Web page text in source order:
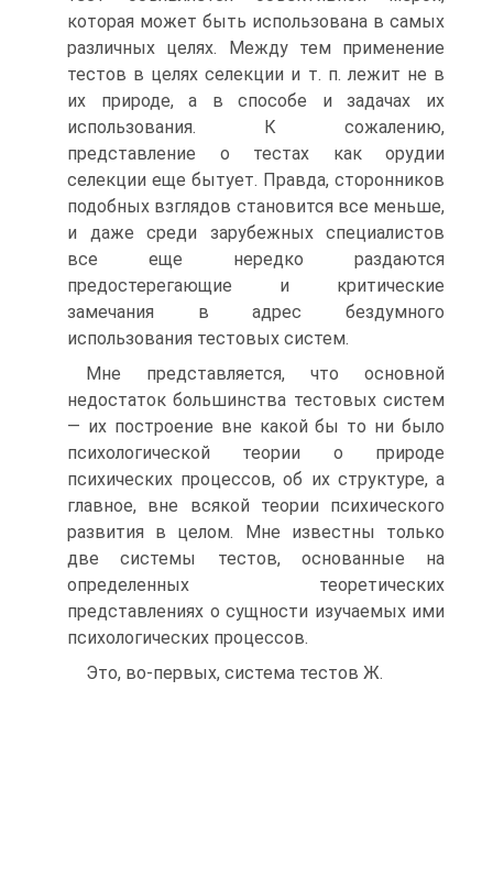
которая может быть использована в самых
различных целях. Между тем применение
тестов в целях селекции и т. п. лежит не в
их природе, а в способе и задачах их
использования. К сожалению,
представление о тестах как орудии
селекции еще бытует. Правда, сторонников
подобных взглядов становится все меньше,
и даже среди зарубежных специалистов
все еще нередко раздаются
предостерегающие и критические
замечания в адрес бездумного
использования тестовых систем.
Мне представляется, что основной
недостаток большинства тестовых систем
— их построение вне какой бы то ни было
психологической теории о природе
психических процессов, об их структуре, а
главное, вне всякой теории психического
развития в целом. Мне известны только
две системы тестов, основанные на
определенных теоретических
представлениях о сущности изучаемых ими
психологических процессов.
Это, во-первых, система тестов Ж.